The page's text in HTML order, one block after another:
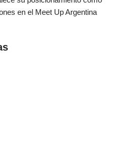
en el Meet Up Argentina